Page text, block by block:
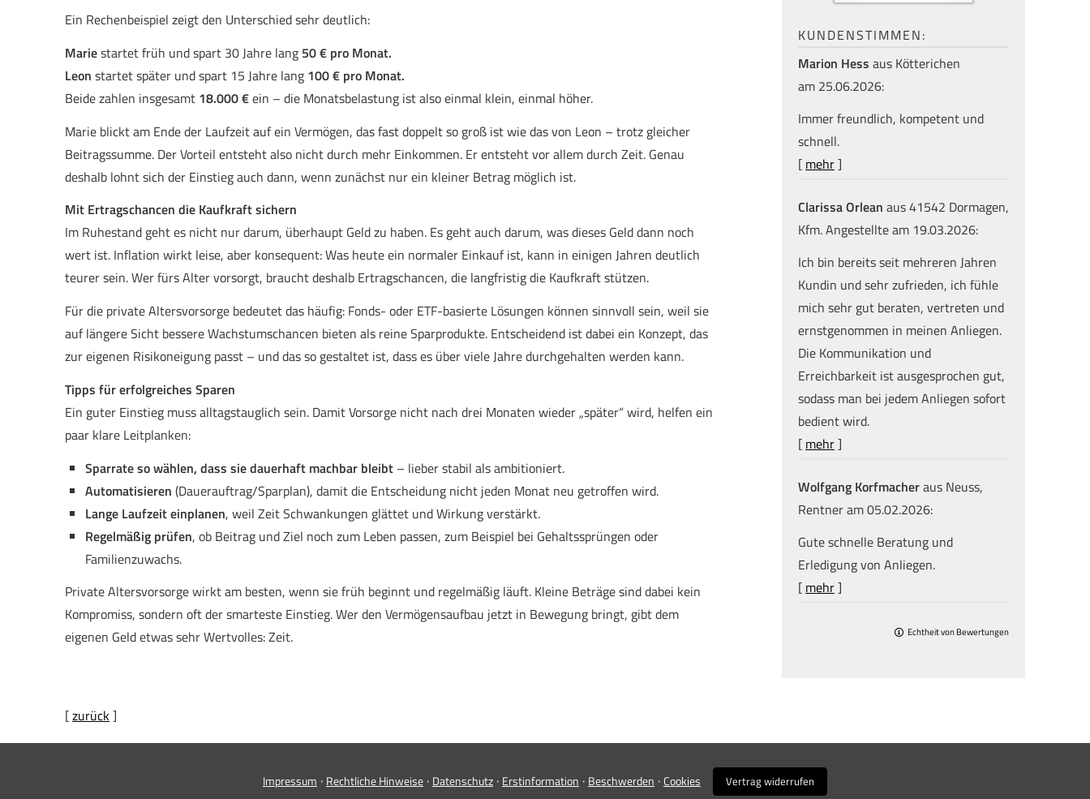
KUNDENSTIMMEN:
Marion Hess aus Kötterichen
am 25.06.2026:
Immer freundlich, kompetent und
schnell.
[ mehr]
Clarissa Orlean aus 41542 Dormagen,
Kfm. Angestellteam 19.03.2026:
Ich bin bereits seit mehreren Jahren
Kundin und sehr zufrieden, ich fühle
mich sehr gut beraten, vertreten und
ernstgenommen in meinen Anliegen.
Die Kommunikation und
Erreichbarkeit ist ausgesprochen gut,
sodass man bei jedem Anliegen sofort
bedient wird.
[ mehr]
Wolfgang Korfmacheraus Neuss,
Rentneram 05.02.2026:
Gute schnelle Beratung und
Erledigung von Anliegen.
[ mehr]
Echtheit von Bewertungen
Ein Rechenbeispiel zeigt den Unterschied sehr deutlich:
Mariestartet früh und spart 30 Jahre lang 50 € pro Monat.
Leon startet später und spart 15 Jahre lang 100 € pro Monat.
Beide zahlen insgesamt 18.000 €ein – die Monatsbelastung ist also einmal klein, einmal höher.
Marie blickt am Ende der Laufzeit auf ein Vermögen, das fast doppelt so groß ist wie das von Leon – trotz gleicher
Beitragssumme. Der Vorteil entsteht also nicht durch mehr Einkommen. Er entsteht vor allem durch Zeit. Genau
deshalb lohnt sich der Einstieg auch dann, wenn zunächst nur ein kleiner Betrag möglich ist.
Mit Ertragschancen die Kaufkraft sichern
Im Ruhestand geht es nicht nur darum, überhaupt Geld zu haben. Es geht auch darum, was dieses Geld dann noch
wert ist. Inflation wirkt leise, aber konsequent: Was heute ein normaler Einkauf ist, kann in einigen Jahren deutlich
teurer sein. Wer fürs Alter vorsorgt, braucht deshalb Ertragschancen, die langfristig die Kaufkraft stützen.
Für die private Alters­vorsorge bedeutet das häufig: Fonds- oder ETF-basierte Lösungen können sinnvoll sein, weil sie
auf längere Sicht bessere Wachstumschancen bieten als reine Sparprodukte. Entscheidend ist dabei ein Konzept, das
zur eigenen Risikoneigung passt – und das so gestaltet ist, dass es über viele Jahre durchgehalten werden kann.
Tipps für erfolgreiches Sparen
Ein guter Einstieg muss alltagstauglich sein. Damit Vorsorge nicht nach drei Monaten wieder „später“ wird, helfen ein
paar klare Leitplanken:
Sparrate so wählen, dass sie dauerhaft machbar bleibt – lieber stabil als ambitioniert.
Automatisieren (Dauerauftrag/Sparplan), damit die Entscheidung nicht jeden Monat neu getroffen wird.
Lange Laufzeit einplanen, weil Zeit Schwankungen glättet und Wirkung verstärkt.
Regelmäßig prüfen, ob Beitrag und Ziel noch zum Leben passen, zum Beispiel bei Gehaltssprüngen oder
Familienzuwachs.
Private Alters­vorsorge wirkt am besten, wenn sie früh beginnt und regelmäßig läuft. Kleine Beträge sind dabei kein
Kompromiss, sondern oft der smarteste Einstieg. Wer den Vermögensaufbau jetzt in Bewegung bringt, gibt dem
eigenen Geld etwas sehr Wertvolles: Zeit.
[zurück]
Impressum · Rechtliche Hinweise · Datenschutz · Erstinformation · Beschwerden ·Cookies Vertrag widerrufen